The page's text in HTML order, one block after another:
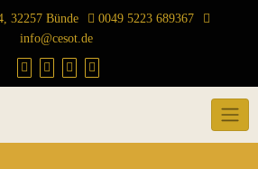
32257 Bünde
0049 5223 689367
info@cesot.de